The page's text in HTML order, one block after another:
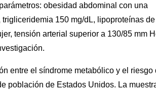
obesidad abdominal con una
150 mg/dL, lipoproteínas de
tensión arterial superior a 130/85 mm
entre el síndrome metabólico y el riesgo
población de Estados Unidos. La